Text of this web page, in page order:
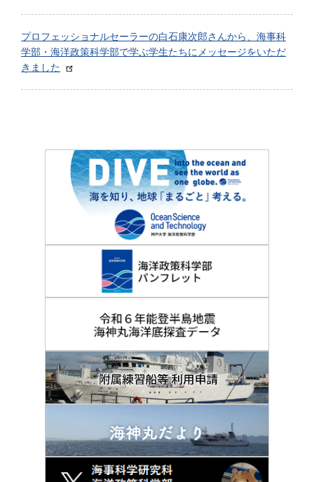
プロフェッショナルセーラーの白石康次郎さんから、海事科
学部・海洋政策科学部で学ぶ学生たちにメッセージをいただ
きました